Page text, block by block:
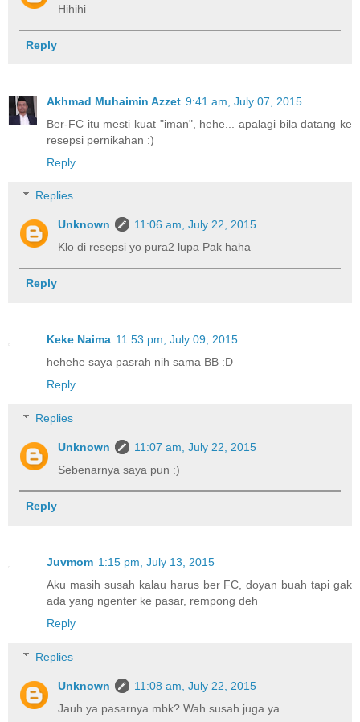
Hihihi
Reply
Akhmad Muhaimin Azzet 9:41 am, July 07, 2015
Ber-FC itu mesti kuat "iman", hehe... apalagi bila datang ke
resepsi pernikahan :)
Reply
Replies
Unknown
11:06 am, July 22, 2015
Klo di resepsi yo pura2 lupa Pak haha
Reply
Keke Naima 11:53 pm, July 09, 2015
hehehe saya pasrah nih sama BB :D
Reply
Replies
Unknown
11:07 am, July 22, 2015
Sebenarnya saya pun :)
Reply
Juvmom 1:15 pm, July 13, 2015
Aku masih susah kalau harus ber FC, doyan buah tapi gak
ada yang ngenter ke pasar, rempong deh
Reply
Replies
Unknown
11:08 am, July 22, 2015
Jauh ya pasarnya mbk? Wah susah juga ya